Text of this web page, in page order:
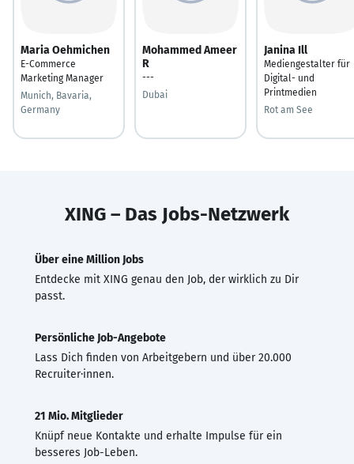
Maria Oehmichen
E-Commerce
Marketing Manager
Munich, Bavaria,
Germany
Mohammed Ameer
R
---
Dubai
Janina Ill
Mediengestalter für
Digital- und
Printmedien
Rot am See
XING – Das Jobs-Netzwerk
Über eine Million Jobs
Entdecke mit XING genau den Job, der wirklich zu Dir
passt.
Persönliche Job-Angebote
Lass Dich finden von Arbeitgebern und über 20.000
Recruiter·innen.
21 Mio. Mitglieder
Knüpf neue Kontakte und erhalte Impulse für ein
besseres Job-Leben.